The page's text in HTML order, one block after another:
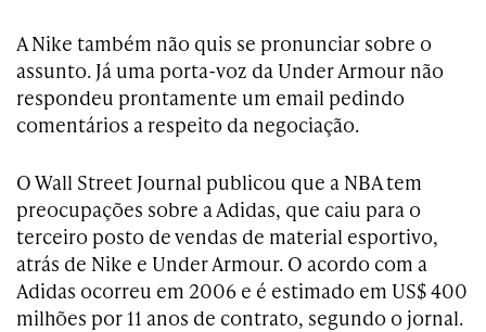
A Nike também não quis se pronunciar sobre o
assunto. Já uma porta-voz da Under Armour não
respondeu prontamente um email pedindo
comentários a respeito da negociação.
O Wall Street Journal publicou que a NBA tem
preocupações sobre a Adidas, que caiu para o
terceiro posto de vendas de material esportivo,
atrás de Nike e Under Armour. O acordo com a
Adidas ocorreu em 2006 e é estimado em US$ 400
milhões por 11 anos de contrato, segundo o jornal.